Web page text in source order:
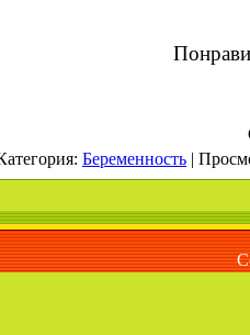
: Беременность |